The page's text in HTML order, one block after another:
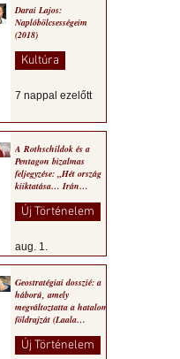
Darai Lajos:
Naplóbölcsességeim
(2018)
Kultúra
7 nappal ezelőtt
A Rothschildok és a
Pentagon bizalmas
feljegyzése: „Hét ország
kiiktatása… Irán
Új Történelem
aug. 1.
Geostratégiai dosszié: a
háború, amely
megváltoztatta a hatalom
földrajzát (Laala
Új Történelem